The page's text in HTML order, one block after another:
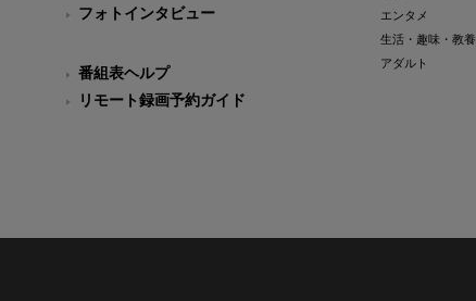
フォトインタビュー
番組表ヘルプ
リモート録画予約ガイド
エンタメ
生活・趣味・教養
アダルト